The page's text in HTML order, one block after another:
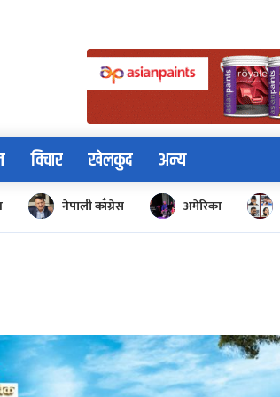
विचार खेलकुद अन्य
नेपाली काँग्रेस अमेरिका